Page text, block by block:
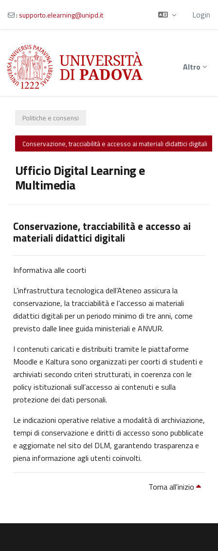
Vai al contenuto principale
: supporto.elearning@unipd.it Login
Altro
Politiche e consensi
Conservazione, tracciabilità e accesso ai materiali didattici digitali
Ufficio Digital Learning e
Multimedia
Conservazione, tracciabilità e accesso ai
materiali didattici digitali
Informativa alle coorti
L’infrastruttura tecnologica dell’Ateneo assicura la
conservazione, la tracciabilità e l’accesso ai materiali
didattici digitali per un periodo minimo di tre anni, come
previsto dalle linee guida ministeriali e ANVUR.
I contenuti caricati e distribuiti tramite le piattaforme
Moodle e Kaltura sono organizzati per coorti di studenti e
archiviati secondo criteri strutturati, in coerenza con le
policy istituzionali sull’accesso ai contenuti e sulla
protezione dei dati personali.
Le indicazioni operative relative a modalità di archiviazione,
tempi di conservazione e diritti di accesso sono pubblicate
e aggiornate nel sito del DLM, garantendo trasparenza e
piena informazione agli utenti coinvolti.
Torna all'inizio